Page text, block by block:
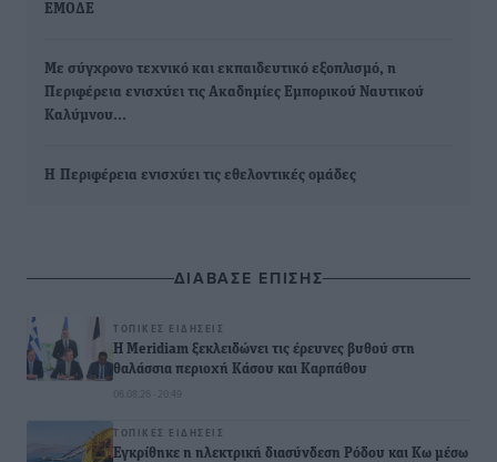
ΕΜΟΔΕ
Με σύγχρονο τεχνικό και εκπαιδευτικό εξοπλισμό, η
Περιφέρεια ενισχύει τις Ακαδημίες Εμπορικού Ναυτικού
Καλύμνου…
Η Περιφέρεια ενισχύει τις εθελοντικές ομάδες
ΔΙΑΒΑΣΕ ΕΠΙΣΗΣ
ΤΟΠΙΚΈΣ ΕΙΔΉΣΕΙΣ
Η Meridiam ξεκλειδώνει τις έρευνες βυθού στη
θαλάσσια περιοχή Κάσου και Καρπάθου
06.08.26 · 20:49
ΤΟΠΙΚΈΣ ΕΙΔΉΣΕΙΣ
Εγκρίθηκε η ηλεκτρική διασύνδεση Ρόδου και Κω μέσω